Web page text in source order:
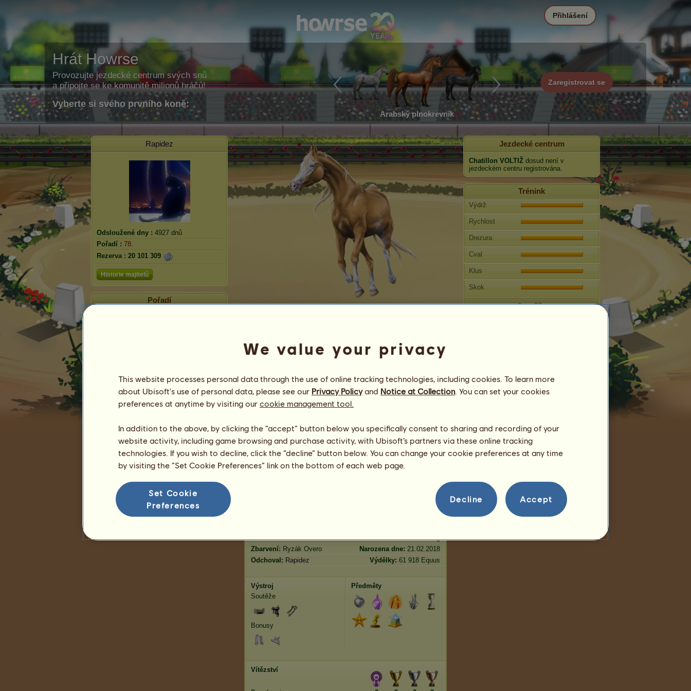
Hrát Howrse
Provozujte jezdecké centrum svých snů
a připojte se ke komunitě milionů hráčů!
Vyberte si svého prvního koně:
Arabský plnokrevník
Zaregistrovat se
Přihlášení
Rapidez
Odsloužené dny : 4927 dnů
Pořadí : 78.
Rezerva : 20 101 309
Historie majitelů
Pořadí
Energie 100%
Morálka
100 %
Dovednosti
Rychlost
582.27
Drezura
1519.38
1214.54
Skok
Pohlaví:klisna Váha:459kg
Zbarvení: Ryzák Overo Narozena dne: 21.02.2018
Odchoval: Rapidez Výdělky: 61 918 Equus
Výstroj
Soutěže
Bonusy
Předměty
Vítězství
Jezdecké centrum
Chatillon VOLTIŽ dosud není v
jezdeckém centru registrována.
Trénink
Výdrž
Rychlost
Drezura
Cval
Klus
Skok
Soutěže
Připuštění: 5
Rodokmen
We value your privacy
This website processes personal data through the use of online tracking technologies, including cookies. To learn more
about Ubisoft's use of personal data, please see our Privacy Policyand Notice at Collection. You can set your cookies
preferences at anytime by visiting our cookie management tool.
In addition to the above, by clicking the “accept” button below you specifically consent to sharing and recording of your
website activity, including game browsing and purchase activity, with Ubisoft’s partners via these online tracking
technologies. If you wish to decline, click the “decline” button below. You can change your cookie preferences at any time
by visiting the “Set Cookie Preferences” link on the bottom of each web page.
Set Cookie
Preferences
Decline Accept